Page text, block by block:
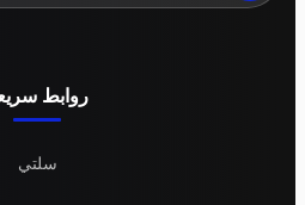
روابط سريعة
سلتي